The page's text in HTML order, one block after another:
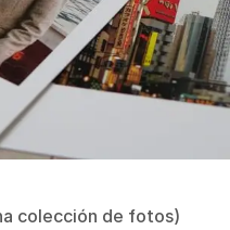
colección de fotos)